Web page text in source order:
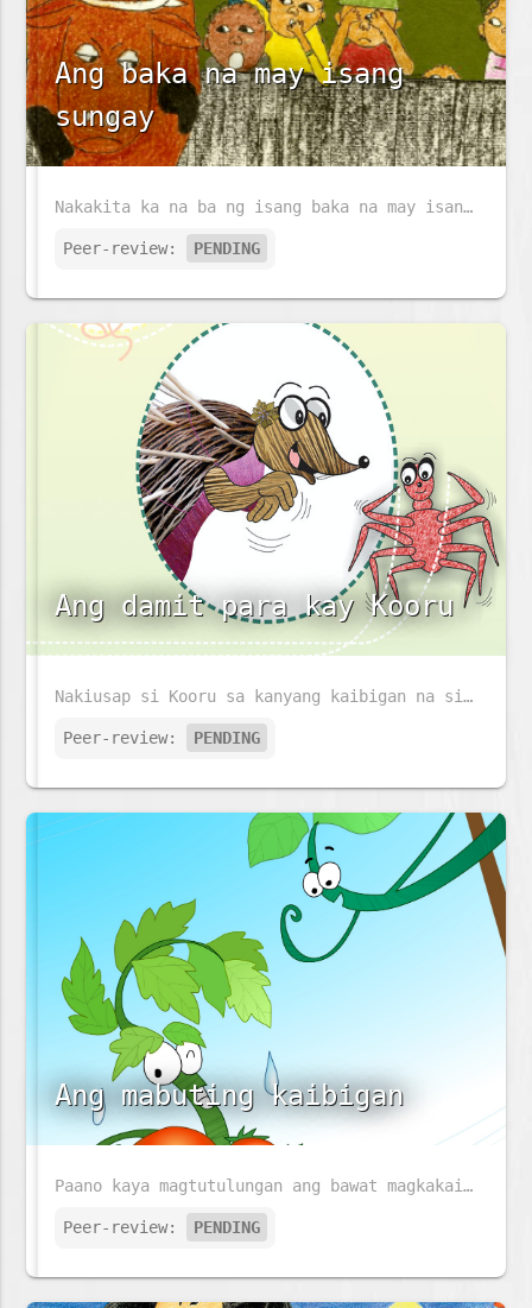
Ang baka na may isang
sungay
Nakakita ka na ba ng isang baka na may isang sungay at walang buntot?
Peer-review: PENDING
Ang damit para kay Kooru
Nakiusap si Kooru sa kanyang kaibigan na si Gethum na sya ay gawan ng damit na kanyang susuotin sa bagong taon. Magagawan kaya siya ng damit ni Gethum?
Peer-review: PENDING
Ang mabuting kaibigan
Paano kaya magtutulungan ang bawat magkakaibigan kahit sila ay may iba't ibang pangangailangan?
Peer-review: PENDING